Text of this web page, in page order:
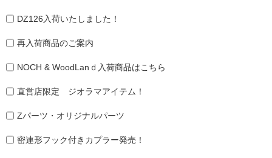
DZ126入荷いたしました！
再入荷商品のご案内
NOCH & WoodLanｄ入荷商品はこちら
直営店限定 ジオラマアイテム！
Zパーツ・オリジナルパーツ
密連形フック付きカプラー発売！